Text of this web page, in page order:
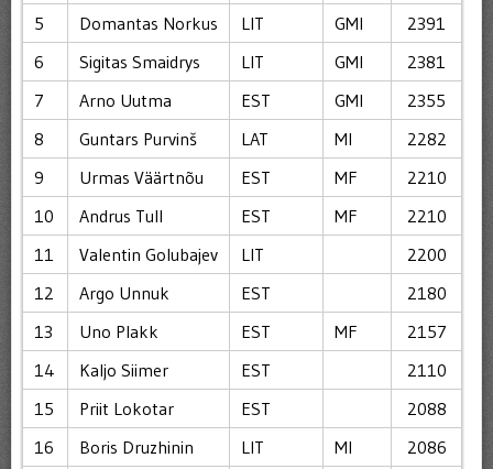
5
Domantas Norkus LIT GMI
2391
6
Sigitas Smaidrys LIT GMI
2381
7
Arno Uutma EST GMI
2355
8
Guntars Purvinš LAT MI
2282
9
Urmas Väärtnõu EST MF
2210
10
Andrus Tull EST MF
2210
11
Valentin Golubajev LIT
2200
12
Argo Unnuk EST
2180
13
Uno Plakk EST MF
2157
14
Kaljo Siimer EST
2110
15
Priit Lokotar EST
2088
16
Boris Druzhinin LIT MI
2086